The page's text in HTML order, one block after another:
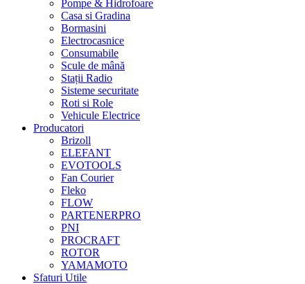
Pompe & Hidrofoare
Casa si Gradina
Bormasini
Electrocasnice
Consumabile
Scule de mână
Stații Radio
Sisteme securitate
Roti si Role
Vehicule Electrice
Producatori
Brizoll
ELEFANT
EVOTOOLS
Fan Courier
Fleko
FLOW
PARTENERPRO
PNI
PROCRAFT
ROTOR
YAMAMOTO
Sfaturi Utile